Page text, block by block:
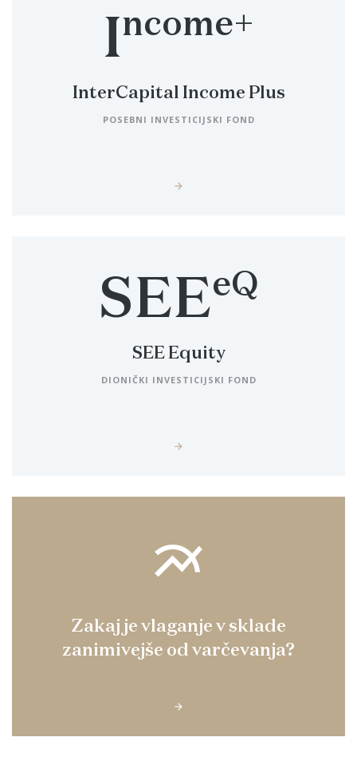
Income+
InterCapital Income Plus
POSEBNI INVESTICIJSKI FOND
SEEeQ
SEE Equity
DIONIČKI INVESTICIJSKI FOND
multiline_chart
Zakaj je vlaganje v sklade
zanimivejše od varčevanja?